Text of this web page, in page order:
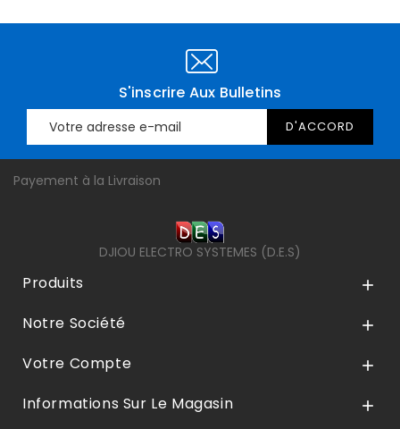
S'inscrire Aux Bulletins
Payement à la Livraison
DJIOU ELECTRO SYSTEMES (D.E.S)
Produits 
Notre Société 
Votre Compte 
Informations Sur Le Magasin 